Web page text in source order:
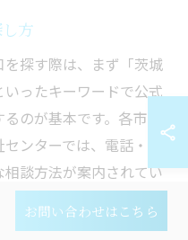
方
探す際は、まず「茨城
ったキーワードで公式
のが基本です。各市町
ンターでは、電話・窓
談方法が案内されてい
容や専門性が異なるた
お問い合わせはこちら